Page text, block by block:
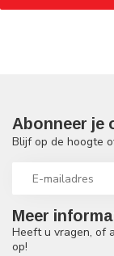
Meer
Heeft u vragen, of
op!
Abonneer je
Blijf op de hoogte